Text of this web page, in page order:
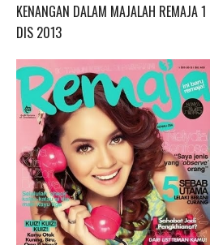
KENANGAN DALAM MAJALAH REMAJA 1
DIS 2013